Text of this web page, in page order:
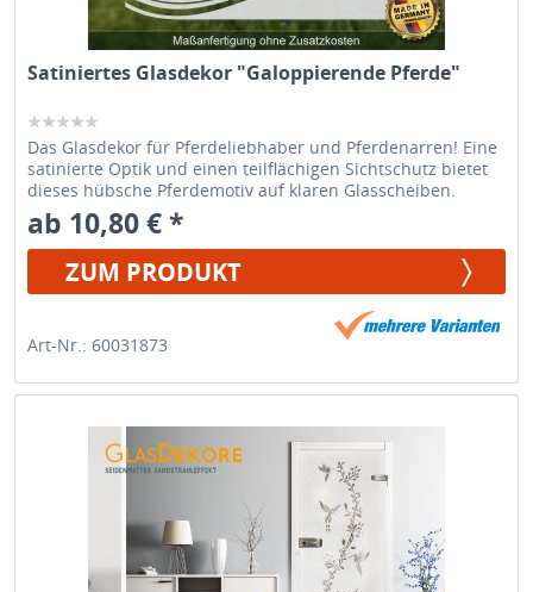
Satiniertes Glasdekor "Galoppierende Pferde"
Das Glasdekor für Pferdeliebhaber und Pferdenarren! Eine
satinierte Optik und einen teilflächigen Sichtschutz bietet
dieses hübsche Pferdemotiv auf klaren Glasscheiben.
ab 10,80 € *
ZUM PRODUKT
Art-Nr.: 60031873